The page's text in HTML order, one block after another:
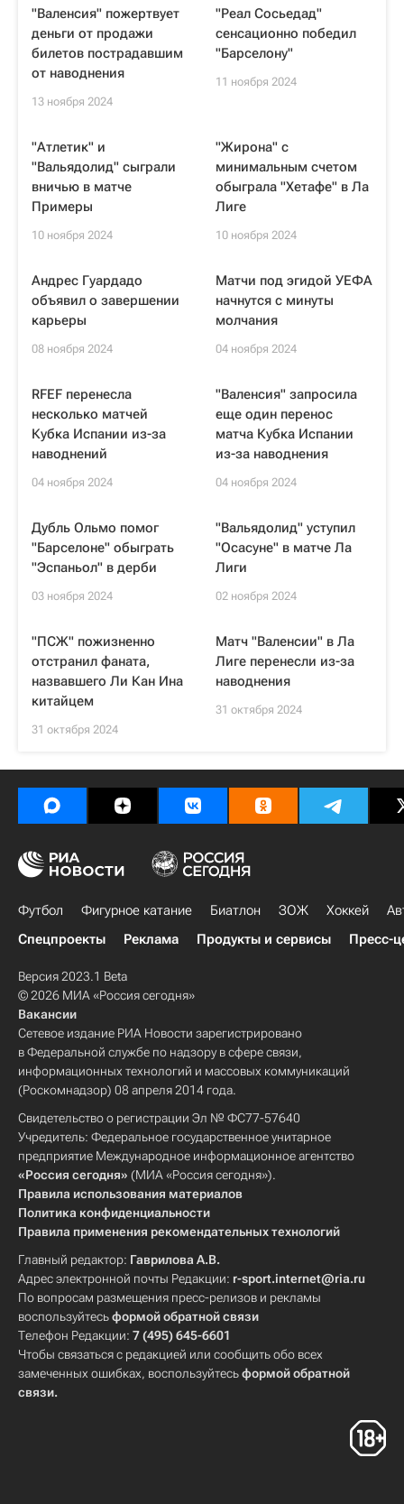
"Валенсия" пожертвует
деньги от продажи
билетов пострадавшим
от наводнения
13 ноября 2024
"Реал Сосьедад"
сенсационно победил
"Барселону"
11 ноября 2024
"Атлетик" и
"Вальядолид" сыграли
вничью в матче
Примеры
10 ноября 2024
"Жирона" с
минимальным счетом
обыграла "Хетафе" в Ла
Лиге
10 ноября 2024
Андрес Гуардадо
объявил о завершении
карьеры
08 ноября 2024
Матчи под эгидой УЕФА
начнутся с минуты
молчания
04 ноября 2024
RFEF перенесла
несколько матчей
Кубка Испании из-за
наводнений
04 ноября 2024
"Валенсия" запросила
еще один перенос
матча Кубка Испании
из-за наводнения
04 ноября 2024
Дубль Ольмо помог
"Барселоне" обыграть
"Эспаньол" в дерби
03 ноября 2024
"Вальядолид" уступил
"Осасуне" в матче Ла
Лиги
02 ноября 2024
"ПСЖ" пожизненно
отстранил фаната,
назвавшего Ли Кан Ина
китайцем
31 октября 2024
Матч "Валенсии" в Ла
Лиге перенесли из-за
наводнения
31 октября 2024
Футбол Фигурное катание Биатлон ЗОЖ Хоккей
Спецпроекты
Реклама Продукты и сервисы Пресс-
Версия 2023.1 Beta
© 2026 МИА «Россия сегодня»
Вакансии
Сетевое издание РИА Новости зарегистрировано
в Федеральной службе по надзору в сфере связи,
информационных технологий и массовых коммуникаций
(Роскомнадзор) 08 апреля 2014 года.
Свидетельство о регистрации Эл № ФС77-57640
Учредитель: Федеральное государственное унитарное
предприятие Международное информационное агентство
«Россия сегодня» (МИА «Россия сегодня»).
Правила использования материалов
Политика конфиденциальности
Правила применения рекомендательных технологий
Главный редактор: Гаврилова А.В.
Адрес электронной почты Редакции: r-sport.internet@ria.ru
По вопросам размещения пресс-релизов и рекламы
воспользуйтесьформой обратной связи
Телефон Редакции: 7 (495) 645-6601
Чтобы связаться с редакцией или сообщить обо всех
замеченных ошибках, воспользуйтесьформой обратной
связи.